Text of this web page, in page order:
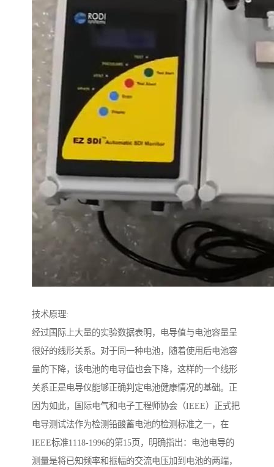
技术原理:
经过国际上大量的实验数据表明，电导值与电池容量呈
很好的线形关系。对于同一种电池，随着使用后电池容
量的下降，该电池的电导值也会下降，这样的一个线形
关系正是电导仪能够正确判定电池健康情况的基础。正
因为如此，国际电气和电子工程师协会（IEEE）正式把
电导测试法作为检测铅酸蓄电池的检测标准之一，在
IEEE标准1118-1996的第15页，明确指出：电池电导的
测量是将已知频率和振幅的交流电压加到电池的两端，